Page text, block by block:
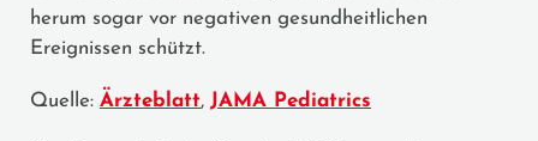
herum sogar vor negativen gesundheitlichen
Ereignissen schützt.
Quelle: Ärzteblatt, JAMA Pediatrics